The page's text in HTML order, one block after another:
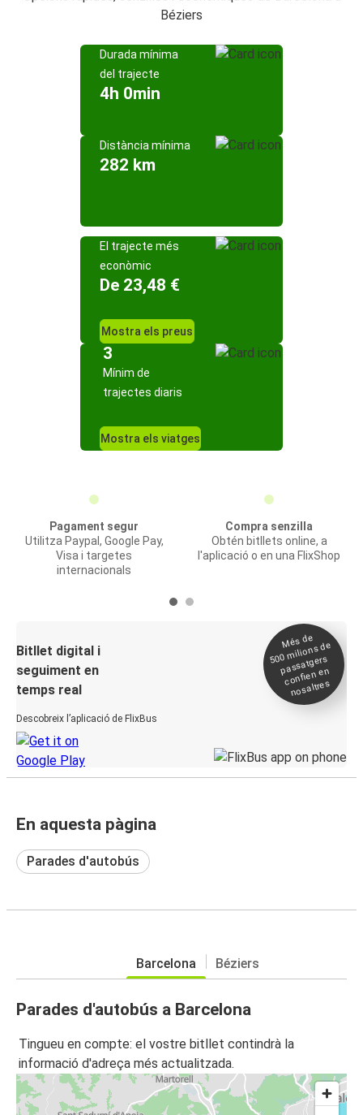
Béziers
Durada mínima
del trajecte
4h 0min
Distància mínima
282 km
El trajecte més
econòmic
De 23,48 €
Mostra els preus
3
Mínim de
trajectes diaris
Mostra els viatges
Pagament segur
Utilitza Paypal, Google Pay,
Visa i targetes
internacionals
Compra senzilla
Obtén bitllets online, a
l'aplicació o en una FlixShop
Bitllet digital i
seguiment en
temps real
Descobreix l’aplicació de FlixBus
Més de
500
milions de
passatgers
confien en
nosaltres
En aquesta pàgina
Parades d'autobús
Barcelona Béziers
Parades d'autobús a Barcelona
Tingueu en compte: el vostre bitllet contindrà la
informació d'adreça més actualitzada.